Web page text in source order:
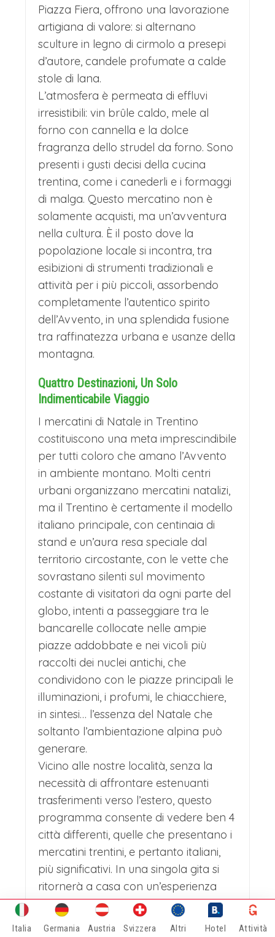
Piazza Fiera, offrono una lavorazione
artigiana di valore: si alternano
sculture in legno di cirmolo a presepi
d’autore, candele profumate a calde
stole di lana.
L’atmosfera è permeata di effluvi
irresistibili: vin brûle caldo, mele al
forno con cannella e la dolce
fragranza dello strudel da forno. Sono
presenti i gusti decisi della cucina
trentina, come i canederli e i formaggi
di malga. Questo mercatino non è
solamente acquisti, ma un’avventura
nella cultura. È il posto dove la
popolazione locale si incontra, tra
esibizioni di strumenti tradizionali e
attività per i più piccoli, assorbendo
completamente l’autentico spirito
dell’Avvento, in una splendida fusione
tra raffinatezza urbana e usanze della
montagna.
Quattro Destinazioni, Un Solo
Indimenticabile Viaggio
I mercatini di Natale in Trentino
costituiscono una meta imprescindibile
per tutti coloro che amano l’Avvento
in ambiente montano. Molti centri
urbani organizzano mercatini natalizi,
ma il Trentino è certamente il modello
italiano principale, con centinaia di
stand e un’aura resa speciale dal
territorio circostante, con le vette che
sovrastano silenti sul movimento
costante di visitatori da ogni parte del
globo, intenti a passeggiare tra le
bancarelle collocate nelle ampie
piazze addobbate e nei vicoli più
raccolti dei nuclei antichi, che
condividono con le piazze principali le
illuminazioni, i profumi, le chiacchiere,
in sintesi… l’essenza del Natale che
soltanto l’ambientazione alpina può
generare.
Vicino alle nostre località, senza la
necessità di affrontare estenuanti
trasferimenti verso l’estero, questo
programma consente di vedere ben 4
città differenti, quelle che presentano i
mercatini trentini, e pertanto italiani,
più significativi. In una singola gita si
ritornerà a casa con un’esperienza
piena di visite e di shopping, adatta a
chi possiede pochi giorni liberi, a chi
Italia Germania Austria Svizzera Altri Hotel Attività